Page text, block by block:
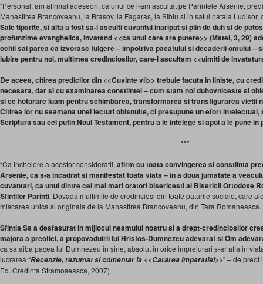
“Personal, am afirmat adeseori, ca unul ce l-am ascultat pe Parintele Arsenie,
Manastirea Brancoveanu, la Brasov, la Fagaras, la Sibiu si in satul natala Ludisor,
Sale tiparite, si alta a fost sa-i asculti cuvantul inaripat si plin de duh si de
profunzime evanghelica, invatand <<ca unul care are putere>> (Matei, 3, 29)
ochii sai parea ca izvorasc fulgere – impotriva pacatului si decaderii omului –
iubire pentru noi, multimea credinciosilor, care-l ascultam <<uimiti de
De aceea, citirea predicilor din <<Cuvinte vii>> trebuie facuta in liniste, cu
necesara, dar si cu examinarea constiintei – cum stam noi duhovniceste si
si ce hotarare luam pentru schimbarea, transformarea si transfigurarea vietii
Citirea lor nu seamana unei lecturi obisnuite, ci presupune un efort
Scriptura sau cel putin Noul Testament, pentru a le intelege si apoi a le pune
***
“Ca incheiere a acestor consideratii, afirm cu toata convingerea si constiinta
Arsenie, ca s-a incadrat si manifestat toata viata – in a doua jumatate a
cuvantari, ca unul dintre cei mai mari oratori bisericesti ai Bisericii Ortodoxe
Sfintilor Parinti. Dovada multimile de credinsiosi din toate paturile sociale, care
miscarea unica si originala de la Manastirea Brancoveanu, din Tara Romaneasca.
Sfintia Sa a desfasurat in mijlocul neamului nostru si a drept-credinciosilor
majora a preotiei, a propovaduirii lui Hristos-Dumnezeu adevarat si Om
ca sa aiba pacea lui Dumnezeu in sine, absolut in orice imprejurari s-ar afla in
lucrarea “Recenzie, rezumat si comentar la <<Cararea Imparatiei>>” – de
Ed. Credinta Stramoseasca, 2007)